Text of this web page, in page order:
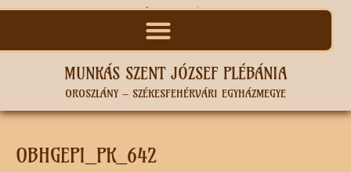
MUNKÁS SZENT JÓZSEF PLÉBÁNIA
OROSZLÁNY – SZÉKESFEHÉRVÁRI EGYHÁZMEGYE
OBHGEPI_PK_642